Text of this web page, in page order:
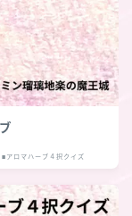
■アロマハーブ４択クイズ